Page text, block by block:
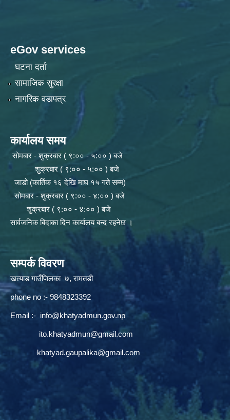
eGov services
घटना दर्ता
सामाजिक सुरक्षा
नागरिक वडापत्र
कार्यालय समय
सोमबार - शुक्रबार ( ९:०० - ५:०० ) बजे
शुक्रबार ( ९:०० - ५:०० ) बजे
जाडो (कार्तिक १६ देखि माघ १५ गते सम्म)
सोमबार - शुक्रबार ( ९:०० - ४:०० ) बजे
शुक्रबार ( ९:०० - ४:०० ) बजे
सार्वजनिक बिदाका दिन कार्यालय बन्द रहनेछ ।
सम्पर्क विवरण
खत्याड गाउँपािलका ७, रामतडी
phone no :- 9848323392
Email :- info@khatyadmun.gov.np
ito.khatyadmun@gmail.com
khatyad.gaupalika@gmail.com